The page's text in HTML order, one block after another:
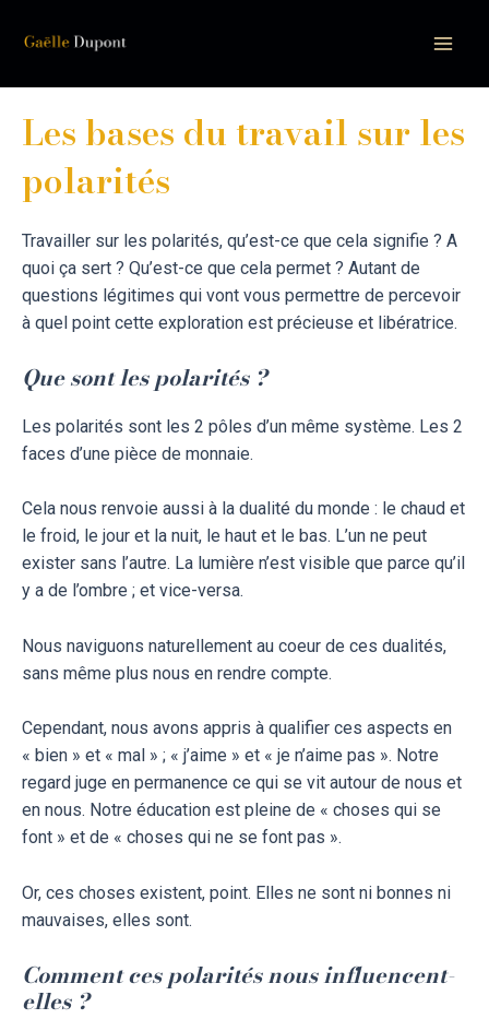
Les bases du travail sur les
polarités
Travailler sur les polarités, qu’est-ce que cela signifie ? A
quoi ça sert ? Qu’est-ce que cela permet ? Autant de
questions légitimes qui vont vous permettre de percevoir
à quel point cette exploration est précieuse et libératrice.
Que sont les polarités ?
Les polarités sont les 2 pôles d’un même système. Les 2
faces d’une pièce de monnaie.
Cela nous renvoie aussi à la dualité du monde : le chaud et
le froid, le jour et la nuit, le haut et le bas. L’un ne peut
exister sans l’autre. La lumière n’est visible que parce qu’il
y a de l’ombre ; et vice-versa.
Nous naviguons naturellement au coeur de ces dualités,
sans même plus nous en rendre compte.
Cependant, nous avons appris à qualifier ces aspects en
« bien » et « mal » ; « j’aime » et « je n’aime pas ». Notre
regard juge en permanence ce qui se vit autour de nous et
en nous. Notre éducation est pleine de « choses qui se
font » et de « choses qui ne se font pas ».
Or, ces choses existent, point. Elles ne sont ni bonnes ni
mauvaises, elles sont.
Comment ces polarités nous influencent-
elles ?